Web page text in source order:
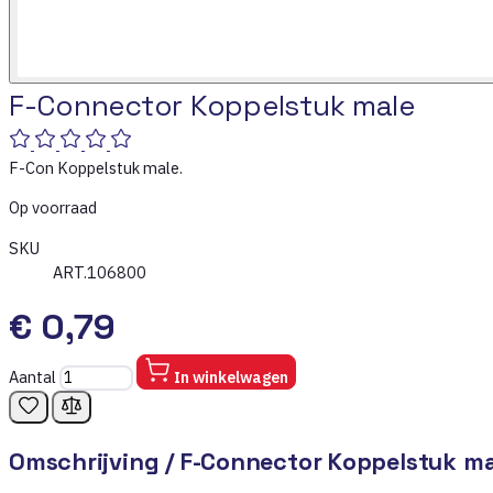
F-Connector Koppelstuk male
F-Con Koppelstuk male.
Op voorraad
SKU
ART.106800
€ 0,79
Aantal In winkelwagen
Omschrijving / F-Connector Koppelstuk